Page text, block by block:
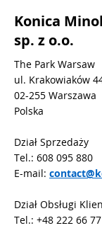
Konica
sp. z o.o.
The Park Warsaw
ul. Krakowiaków
02-255 Warszawa
Polska
Dział Sprzedaży
Tel.: 608 095 880
E-mail:
Dział Obsługi
Tel.: +48 222 66